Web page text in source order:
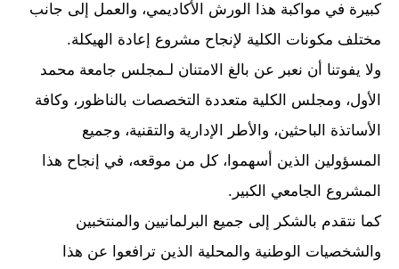
كبيرة في مواكبة هذا الورش الأكاديمي، والعمل إلى جانب
مختلف مكونات الكلية لإنجاح مشروع إعادة الهيكلة.
ولا يفوتنا أن نعبر عن بالغ الامتنان لـمجلس جامعة محمد
الأول، ومجلس الكلية متعددة التخصصات بالناظور، وكافة
الأساتذة الباحثين، والأطر الإدارية والتقنية، وجميع
المسؤولين الذين أسهموا، كل من موقعه، في إنجاح هذا
المشروع الجامعي الكبير.
كما نتقدم بالشكر إلى جميع البرلمانيين والمنتخبين
والشخصيات الوطنية والمحلية الذين ترافعوا عن هذا